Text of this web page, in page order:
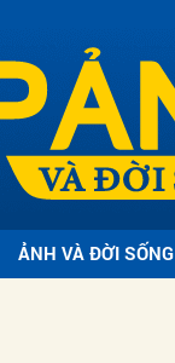
ẢNH VÀ ĐỜI SỐNG